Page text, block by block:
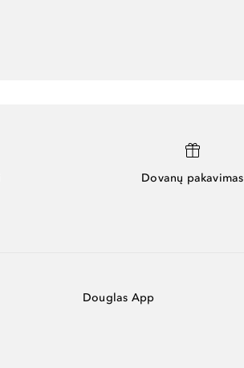
Dovanų pakavimas
Douglas App